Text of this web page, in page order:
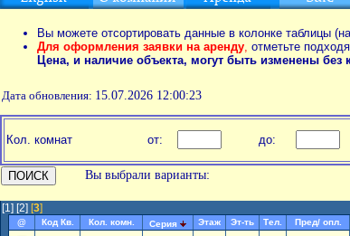
Вы можете отсортировать данные в колонке таблицы
Для оформления заявки на аренду, отметьте
Цена, и наличие объекта, могут быть изменены без
Дата обновления: 15.07.2026 12:00:23
Кол. комнат от: до:
Вы выбрали варианты:
[1] [2] [3]
@ Код Кв. Кол. комн. Серия Этаж Эт-ть Тел. Пред/ опл.